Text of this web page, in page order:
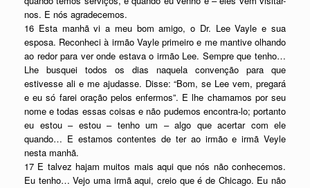
nos. E nós agradecemos.
16 Esta manhã vi a meu bom amigo, o Dr. Lee Vayle e sua
esposa. Reconheci à irmão Vayle primeiro e me mantive olhando
ao redor para ver onde estava o irmão Lee. Sempre que tenho…
Lhe busquei todos os dias naquela convenção para que
estivesse ali e me ajudasse. Disse: “Bom, se Lee vem, pregará
e eu só farei oração pelos enfermos”. E lhe chamamos por seu
nome e todas essas coisas e não pudemos encontra-lo; portanto
eu estou – estou – tenho um – algo que acertar com ele
quando… E estamos contentes de ter ao irmão e irmã Veyle
nesta manhã.
17 E talvez hajam muitos mais aqui que nós não conhecemos.
Eu tenho… Vejo uma irmã aqui, creio que é de Chicago. Eu não